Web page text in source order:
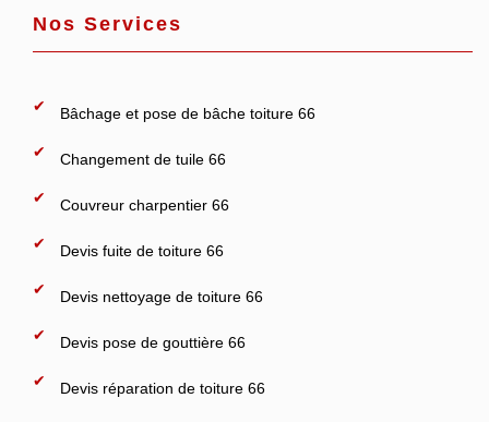
Nos Services
Bâchage et pose de bâche toiture 66
Changement de tuile 66
Couvreur charpentier 66
Devis fuite de toiture 66
Devis nettoyage de toiture 66
Devis pose de gouttière 66
Devis réparation de toiture 66